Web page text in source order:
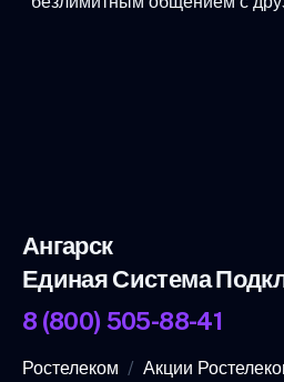
Ангарск
Единая Система
8 (800) 505-88-41
Ростелеком
Акции